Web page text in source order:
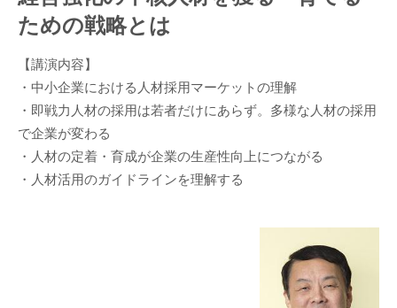
ための戦略とは
【講演内容】
・中小企業における人材採用マーケットの理解
・即戦力人材の採用は若者だけにあらず。多様な人材の採用
で企業が変わる
・人材の定着・育成が企業の生産性向上につながる
・人材活用のガイドラインを理解する